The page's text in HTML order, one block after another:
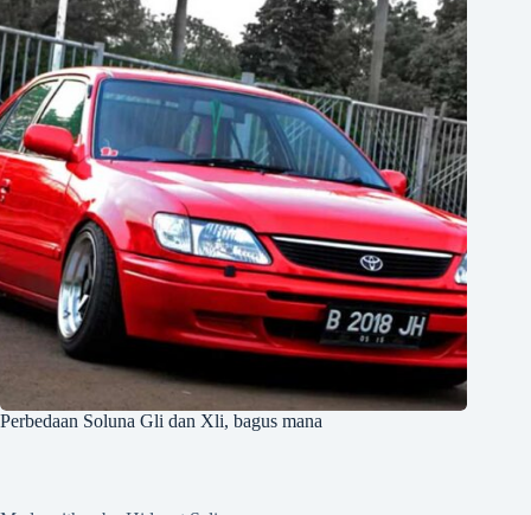
Perbedaan Soluna Gli dan Xli, bagus mana